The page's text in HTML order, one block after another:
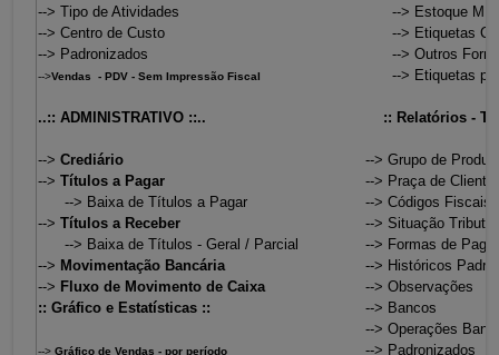
--> Tipo de Atividades
--> Centro de Custo
--> Padronizados
-->Vendas - PDV - Sem Impressão Fiscal
..:: ADMINISTRATIVO ::..
--> Crediário
--> Títulos a Pagar
--> Baixa de Títulos a Pagar
--> Títulos a Receber
--> Baixa de Títulos - Geral / Parcial
--> Movimentação Bancária
--> Fluxo de Movimento de Caixa
:: Gráfico e Estatísticas ::
--> Gráfico de Vendas - por período
--> Estoque
--> Etiquetas
--> Outros
--> Etiquetas
:: Relatórios -
--> Grupo de
--> Praça de
--> Códigos Fiscais
--> Situação
--> Formas de
--> Históricos
--> Observações
--> Bancos
--> Operações
--> Padronizados